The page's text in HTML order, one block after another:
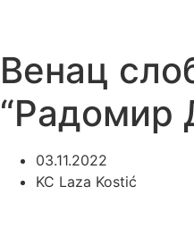
Венац
“Радомир
03.11.2022
KC Laza Kostić